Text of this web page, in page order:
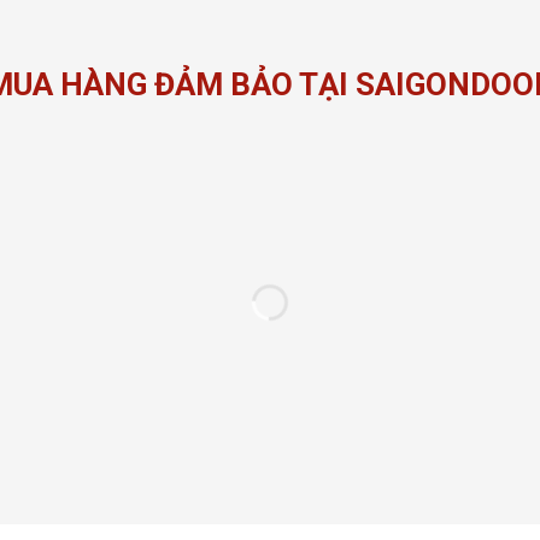
HÀNG ĐẢM BẢO TẠI